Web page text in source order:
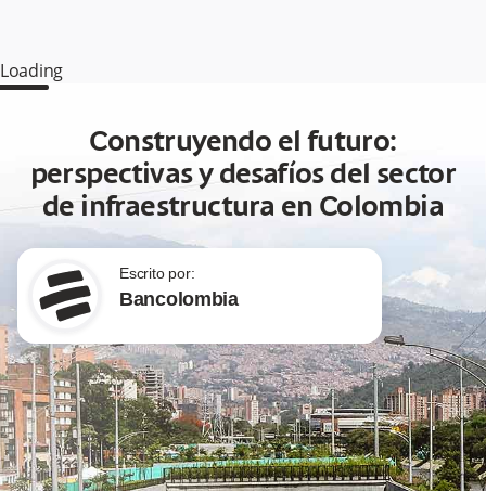
Loading
Construyendo el futuro:
perspectivas y desafíos del sector
de infraestructura en Colombia
Escrito por:
Bancolombia